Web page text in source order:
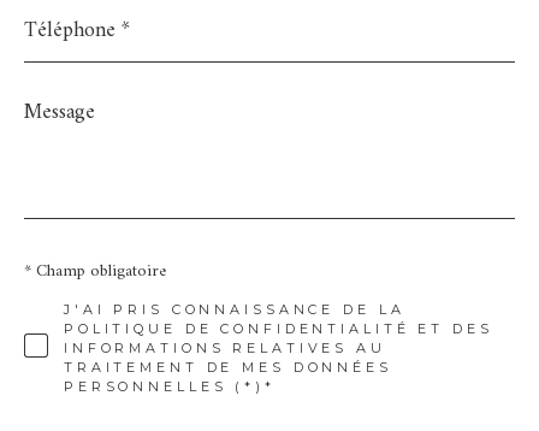
*
Message
*
J'AI PRIS CONNAISSANCE DE LA
POLITIQUE DE CONFIDENTIALITÉ ET DES
INFORMATIONS RELATIVES AU
TRAITEMENT DE MES DONNÉES
PERSONNELLES (*)*
* Champ obligatoire